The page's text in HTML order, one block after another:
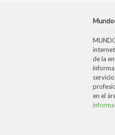
de la
en el